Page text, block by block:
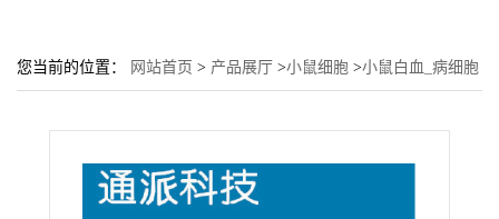
您当前的位置： 网站首页 > 产品展厅 >小鼠细胞 >小鼠白血_病细胞